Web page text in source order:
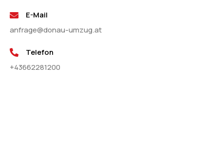
E-Mail
anfrage@donau-umzug.at
Telefon
+43662281200